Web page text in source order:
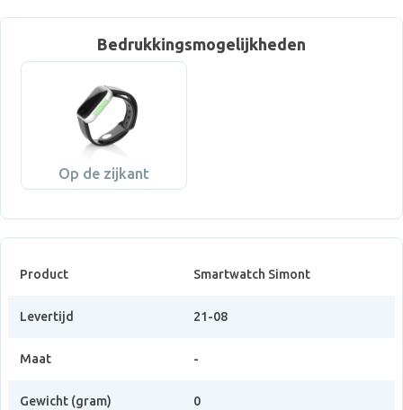
Bedrukkingsmogelijkheden
Op de zijkant
Product Smartwatch Simont
Levertijd 21-08
Maat -
Gewicht (gram) 0